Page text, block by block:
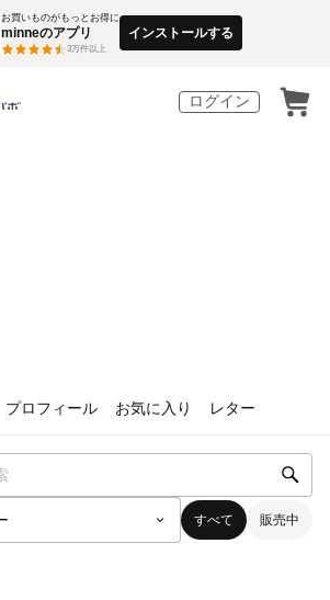
お買いものがもっとお得に
minneのアプリ
3万件以上
インストールする
ログイン
プロフィール お気に入り レター
すべて 販売中